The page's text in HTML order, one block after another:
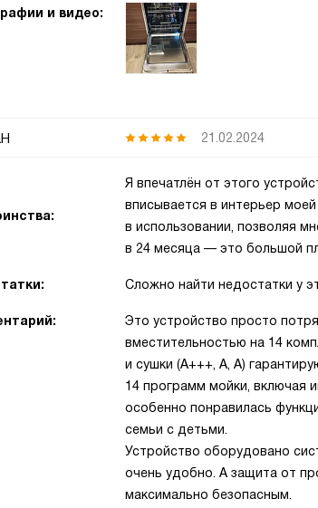
и видео:
21.02.2024
Я впечатлён от этого
вписывается в интерьер
в использовании, позволяя
в 24 месяца — это большой
Сложно найти недостатки у
Это устройство просто
вместительностью на 14
и сушки (A+++, A, A)
14 программ мойки, включая
особенно понравилась
семьи с детьми.
Устройство оборудовано
очень удобно. А защита от
максимально безопасным.